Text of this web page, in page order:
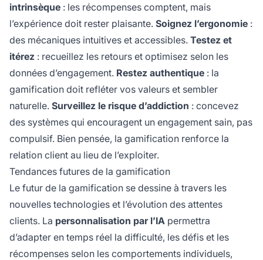
intrinsèque : les récompenses comptent, mais
l’expérience doit rester plaisante. Soignez l’ergonomie :
des mécaniques intuitives et accessibles. Testez et
itérez : recueillez les retours et optimisez selon les
données d’engagement. Restez authentique : la
gamification doit refléter vos valeurs et sembler
naturelle. Surveillez le risque d’addiction : concevez
des systèmes qui encouragent un engagement sain, pas
compulsif. Bien pensée, la gamification renforce la
relation client au lieu de l’exploiter.
Tendances futures de la gamification
Le futur de la gamification se dessine à travers les
nouvelles technologies et l’évolution des attentes
clients. La personnalisation par l’IA permettra
d’adapter en temps réel la difficulté, les défis et les
récompenses selon les comportements individuels,